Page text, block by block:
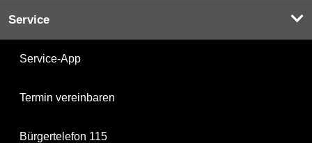
Service
Service-App
Termin vereinbaren
Bürgertelefon 115